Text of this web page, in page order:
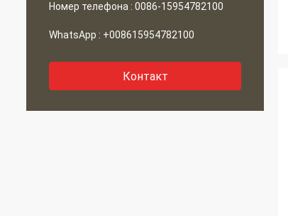
Номер телефона : 0086-15954782100
WhatsApp : +008615954782100
Контакт